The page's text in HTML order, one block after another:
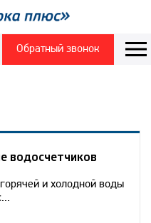
Обратный звонок
водосчетчиков
и холодной воды